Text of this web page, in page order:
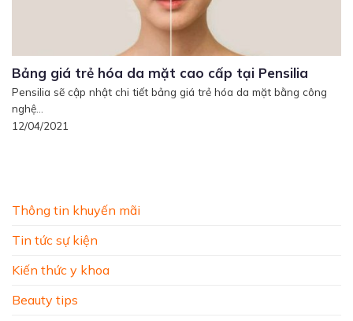
Thông tin khuyến mãi
Tin tức sự kiện
Kiến thức y khoa
Beauty tips
Bảng giá trẻ hóa da mặt cao cấp tại Pensilia
Pensilia sẽ cập nhật chi tiết bảng giá trẻ hóa da mặt bằng công
nghệ...
12/04/2021